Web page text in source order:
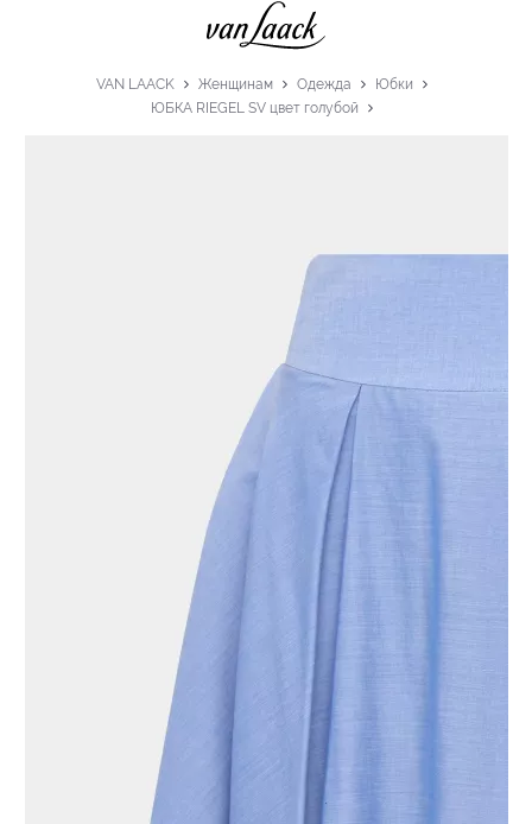
VAN LAACK Женщинам Одежда
Юбки
ЮБКА RIEGEL SV цвет голубой